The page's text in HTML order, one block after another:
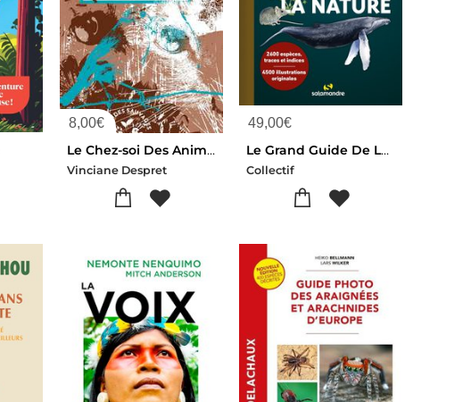
8,00€
Le Chez-soi Des Animaux : Petites Fables Pour Les Enfants
Vinciane Despret
49,00€
Le Grand Guide De La Nature
Collectif